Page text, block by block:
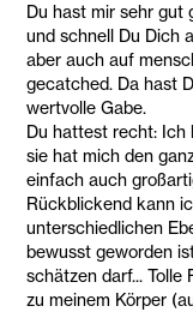
Du hast mir sehr gut
und schnell Du Dich
aber auch auf
gecatched. Da hast
wertvolle Gabe.
Du hattest recht: Ich
sie hat mich den
einfach auch
Rückblickend kann
unterschiedlichen
bewusst geworden
schätzen darf... Tolle
zu meinem Körper